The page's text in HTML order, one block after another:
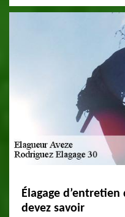
Élagage d’entretien
devez savoir